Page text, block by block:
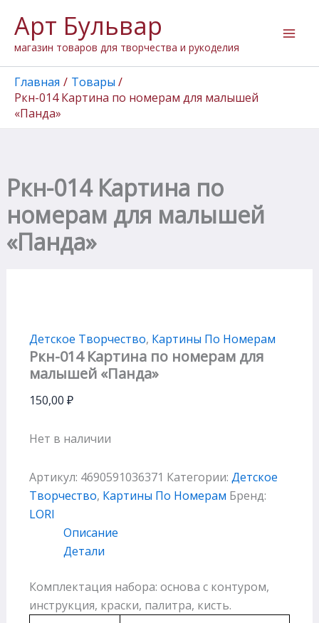
содержимому
Арт Бульвар
магазин товаров для творчества и рукоделия
Главная
Товары
Ркн-014 Картина по номерам для малышей
«Панда»
Ркн-014 Картина по
номерам для малышей
«Панда»
Детское Творчество, Картины По Номерам
Ркн-014 Картина по номерам для
малышей «Панда»
150,00 ₽
Нет в наличии
Артикул: 4690591036371 Категории: Детское
Творчество, Картины По Номерам Бренд:
LORI
Описание
Детали
Комплектация набора: основа с контуром,
инструкция, краски, палитра, кисть.